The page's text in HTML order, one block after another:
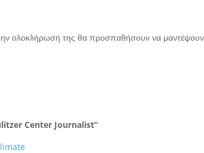
ολοκλήρωσή της θα προσπαθήσουν να
Center Journalist”